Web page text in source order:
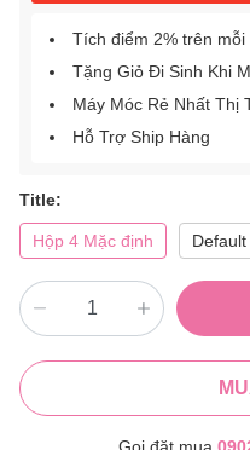
Tích điểm 2% trên mỗi
Tặng Giỏ Đi Sinh Khi
Máy Móc Rẻ Nhất Thị
Hỗ Trợ Ship Hàng
Title:
Hộp 4 Mặc định Default